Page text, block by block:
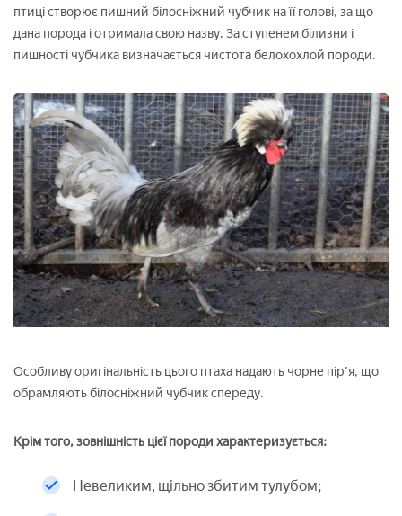
птиці створює пишний білосніжний чубчик на її голові, за що
дана порода і отримала свою назву. За ступенем білизни і
пишності чубчика визначається чистота белохохлой породи.
Особливу оригінальність цього птаха надають чорне пір'я, що
обрамляють білосніжний чубчик спереду.
Крім того, зовнішність цієї породи характеризується:
Невеликим, щільно збитим тулубом;